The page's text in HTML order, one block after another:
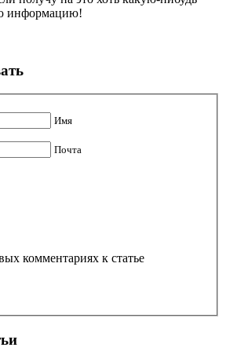
информацию!
Имя
Почта
комментариях к статье